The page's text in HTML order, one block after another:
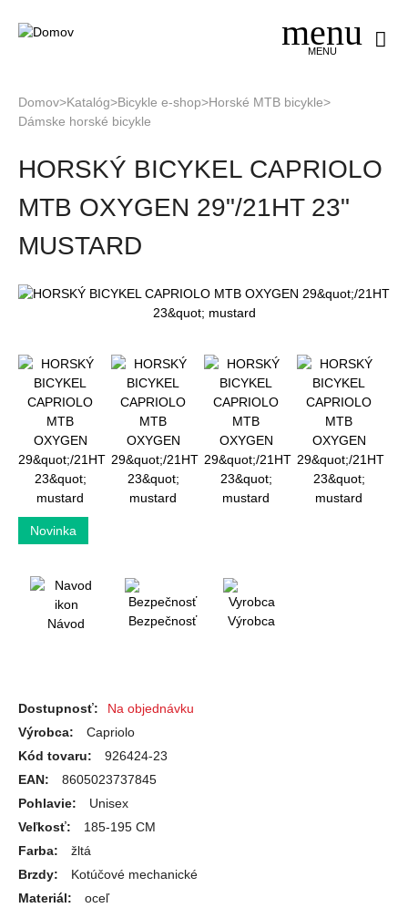
MENU
Nachádzate
tu
Domov>Katalóg>Bicykle e-shop>Horské MTB bicykle>
Dámske horské bicykle
to
HORSKÝ BICYKEL CAPRIOLO
MTB OXYGEN 29"/21HT 23"
MUSTARD
Návod Bezpečnosť Výrobca
Dostupnosť:
Na objednávku
Výrobca:
Capriolo
Kód tovaru:
926424-23
EAN:
8605023737845
Pohlavie:
Unisex
Veľkosť:
185-195 CM
Farba:
žltá
Brzdy:
Kotúčové mechanické
Materiál:
oceľ